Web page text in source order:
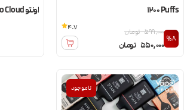
1200 Puffs
%8
599,000 تومان
550,000 تومان
4.7
اونتو Onto Cloud
ناموجود